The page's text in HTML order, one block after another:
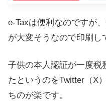
e-Taxは便利なのですが
が大変そうなので印刷し
子供の本人認証が一度税
たというのをTwitter（X
ちのが楽です。